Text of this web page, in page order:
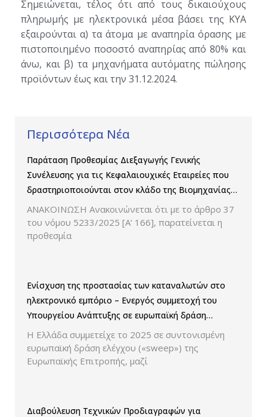
Σημειώνεται, τέλος ότι από τους δικαιούχους
πληρωμής με ηλεκτρονικά μέσα βάσει της ΚΥΑ
εξαιρούνται α) τα άτομα με αναπηρία όρασης με
πιστοποιημένο ποσοστό αναπηρίας από 80% και
άνω, και β) τα μηχανήματα αυτόματης πώλησης
προϊόντων έως και την 31.12.2024.
Περισσότερα Νέα
Παράταση Προθεσμίας Διεξαγωγής Γενικής
Συνέλευσης για τις Κεφαλαιουχικές Εταιρείες που
δραστηριοποιούνται στον κλάδο της Βιομηχανίας
Παραγωγής και Εμπορίας Φαρμάκων
ΑΝΑΚΟΙΝΩΣΗ Ανακοινώνεται ότι με το άρθρο 37
του νόμου 5233/2025 [Α’ 166], παρατείνεται η
προθεσμία
Ενίσχυση της προστασίας των καταναλωτών στο
ηλεκτρονικό εμπόριο – Ενεργός συμμετοχή του
Υπουργείου Ανάπτυξης σε ευρωπαϊκή δράση
ελέγχου παρουσίασης των τιμών και των
εκπτώσεων.
Η Ελλάδα συμμετείχε το 2025 σε συντονισμένη
ευρωπαϊκή δράση ελέγχου («sweep») της
Ευρωπαϊκής Επιτροπής, μαζί
Διαβούλευση Τεχνικών Προδιαγραφών για